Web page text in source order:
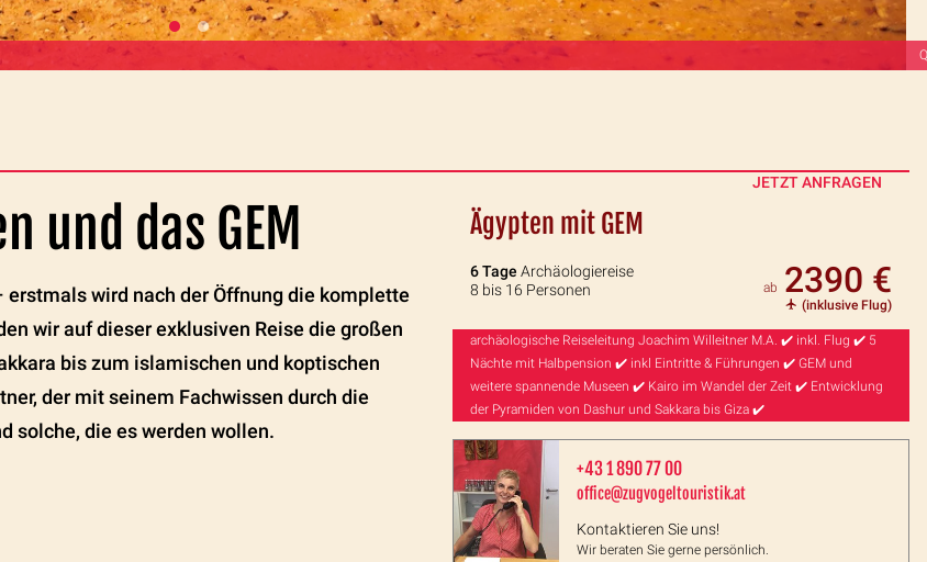
JETZT ANFRAGEN
und das GEM
erstmals wird nach der Öffnung die komplette
wir auf dieser exklusiven Reise die großen
bis zum islamischen und koptischen
der mit seinem Fachwissen durch die
solche, die es werden wollen.
Ägypten mit GEM
6 Tage Archäologiereise
8 bis 16 Personen
ab 2390 €
(inklusive Flug)
archäologische Reiseleitung Joachim Willeitner M.A. ✔️ inkl. Flug ✔️ 5
Nächte mit Halbpension ✔️ inkl Eintritte & Führungen ✔️ GEM und
weitere spannende Museen ✔️ Kairo im Wandel der Zeit ✔️ Entwicklung
der Pyramiden von Dashur und Sakkara bis Giza ✔️
+43 1 890 77 00
office@zugvogeltouristik.at
Kontaktieren Sie uns!
Wir beraten Sie gerne persönlich.